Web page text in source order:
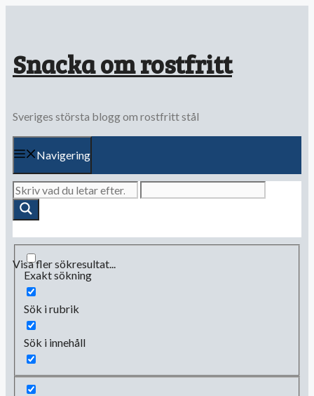
Snacka om rostfritt
Sveriges största blogg om rostfritt stål
Navigering
Visa fler sökresultat...
Exakt sökning
Sök i rubrik
Sök i innehåll